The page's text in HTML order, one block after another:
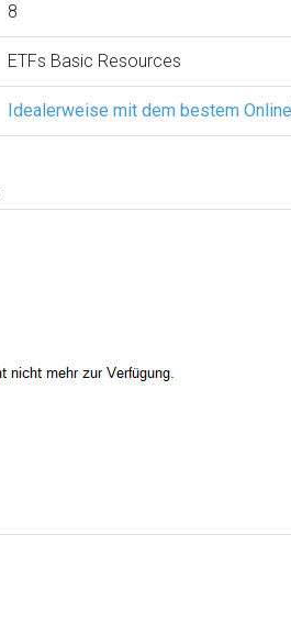
8
ETFs Basic Resources
Idealerweise mit dem bestem